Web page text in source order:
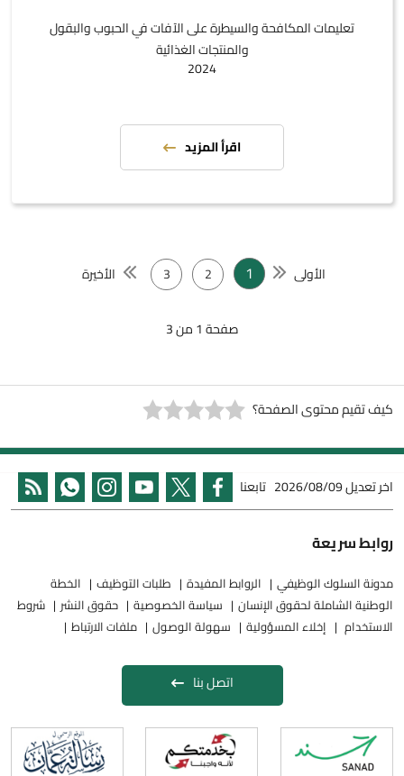
تعليمات المكافحة والسيطرة على الآفات في الحبوب والبقول
والمنتجات الغذائية
2024
اقرأ المزيد
الأولى 1
2
3 الأخيرة
صفحة 1 من 3
كيف تقيم محتوى الصفحة؟
اخر تعديل2026/08/09 تابعنا
روابط سريعة
مدونة السلوك الوظيفي الروابط المفيدة طلبات التوظيف
الخطة
الوطنية الشاملة لحقوق الإنسان
سياسة الخصوصية حقوق النشر
شروط
الاستخدام
إخلاء المسؤولية سهولة الوصول ملفات الارتباط
اتصل بنا